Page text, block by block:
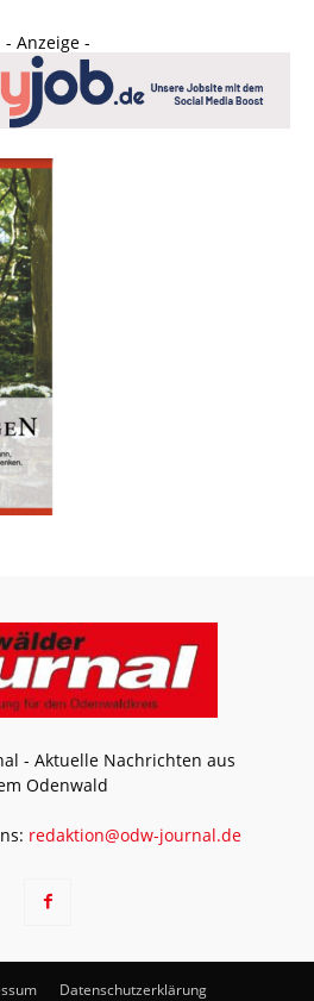
- Anzeige -
- Aktuelle Nachrichten aus
Odenwald
redaktion@odw-journal.de
Datenschutzerklärung